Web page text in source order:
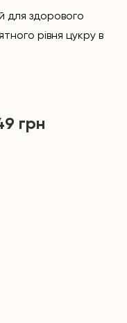
для здорового
рівня цукру в
грн